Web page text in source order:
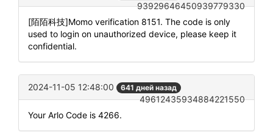
93929646450939779330
[陌陌科技]Momo verification 8151. The code is only
used to login on unauthorized device, please keep it
confidential.
2024-11-05 12:48:00 641 дней назад
49612435934884221550
Your Arlo Code is 4266.